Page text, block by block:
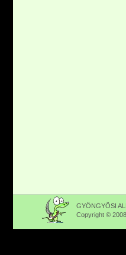
GYÖNGYÖSI
Copyright ©